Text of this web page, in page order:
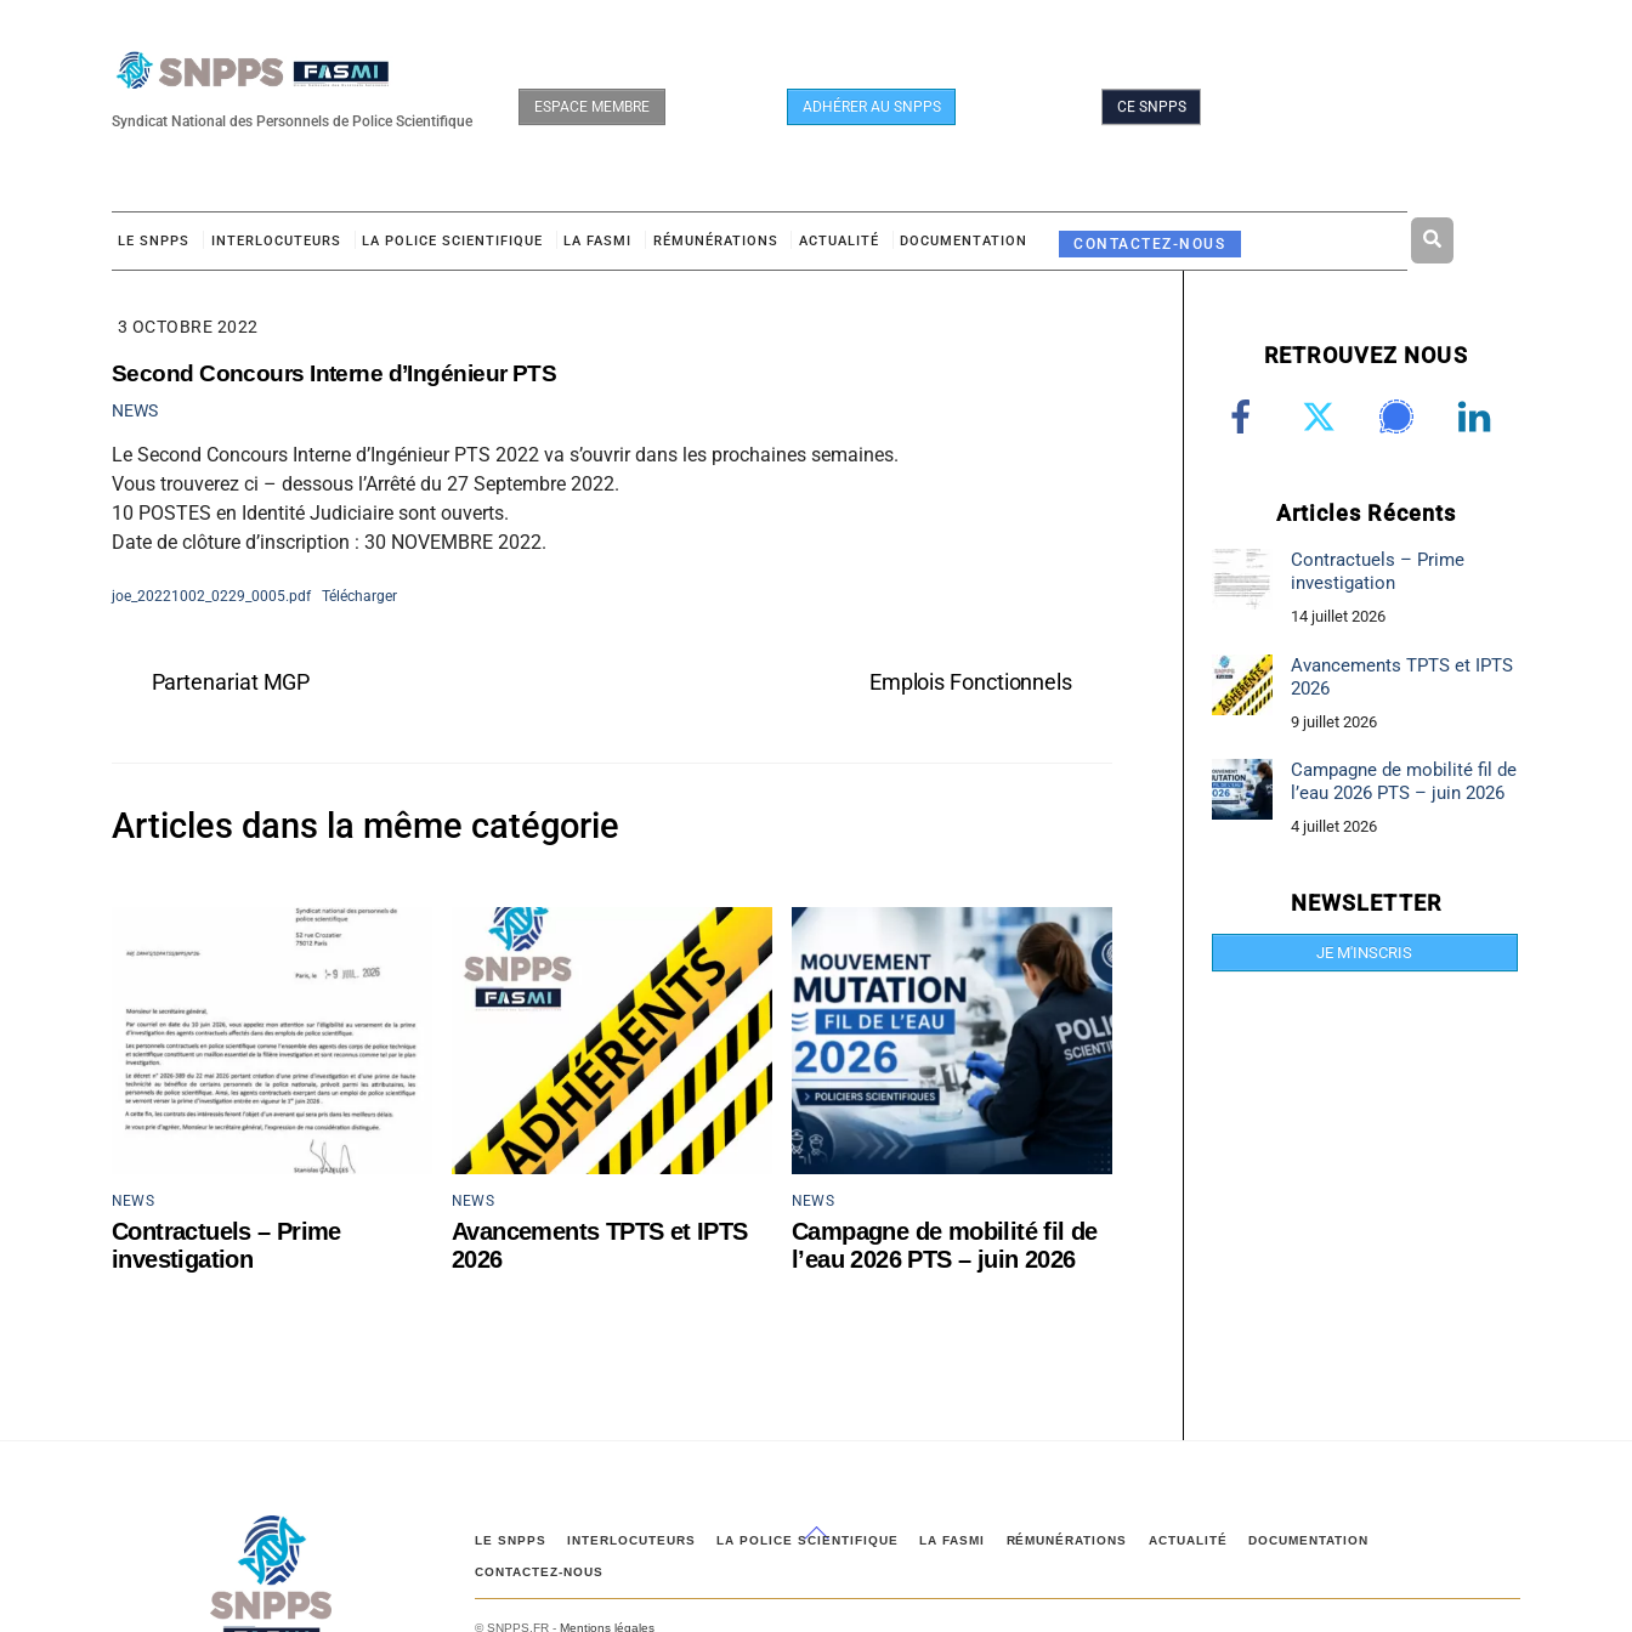
Syndicat National des Personnels de Police Scientifique
LE SNPPS INTERLOCUTEURS LA POLICE SCIENTIFIQUE LA FASMI RÉMUNÉRATIONS ACTUALITÉ DOCUMENTATION CONTACTEZ-NOUS
ESPACE MEMBRE ADHÉRER AU SNPPS CE SNPPS
3 OCTOBRE 2022
Second Concours Interne d’Ingénieur PTS
NEWS
Le Second Concours Interne d’Ingénieur PTS 2022 va s’ouvrir dans les prochaines semaines.
Vous trouverez ci – dessous l’Arrêté du 27 Septembre 2022.
10 POSTES en Identité Judiciaire sont ouverts.
Date de clôture d’inscription : 30 NOVEMBRE 2022.
joe_20221002_0229_0005.pdf Télécharger
Partenariat MGP Emplois Fonctionnels
Articles dans la même catégorie
NEWS
Contractuels – Prime
investigation
NEWS
Avancements TPTS et IPTS
2026
NEWS
Campagne de mobilité fil de
l’eau 2026 PTS – juin 2026
RETROUVEZ NOUS
Articles Récents
Contractuels – Prime
investigation
14 juillet 2026
Avancements TPTS et IPTS
2026
9 juillet 2026
Campagne de mobilité fil de
l’eau 2026 PTS – juin 2026
4 juillet 2026
NEWSLETTER
JE M'INSCRIS
Back
LE SNPPS INTERLOCUTEURS LA POLICE SCIENTIFIQUE LA FASMI RÉMUNÉRATIONS ACTUALITÉ DOCUMENTATION
CONTACTEZ-NOUS
© SNPPS.FR -Mentions légales